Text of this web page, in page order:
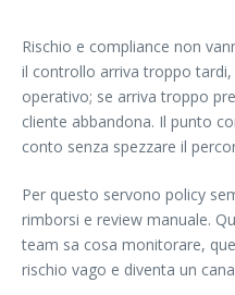
Rischio e compliance non
il controllo arriva troppo tardi,
operativo; se arriva troppo
cliente abbandona. Il punto
conto senza spezzare il
Per questo servono policy
rimborsi e review manuale.
team sa cosa monitorare,
rischio vago e diventa un